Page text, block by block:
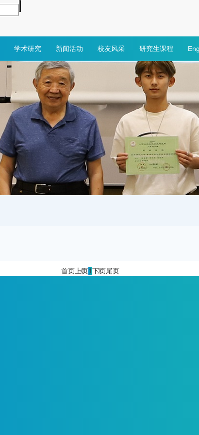
学术研究 新闻活动 校友风采 研究生课程
首页 上页1下页尾页